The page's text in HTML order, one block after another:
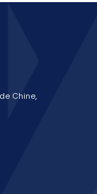
Chine,